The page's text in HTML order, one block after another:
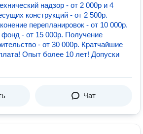
надзор - от 2 000р и 4
конструкций - от 2 500р.
перепланировок - от 10 000р.
- от 15 000р. Получение
- от 30 000р. Кратчайшие
Опыт более 10 лет! Допуски
Чат